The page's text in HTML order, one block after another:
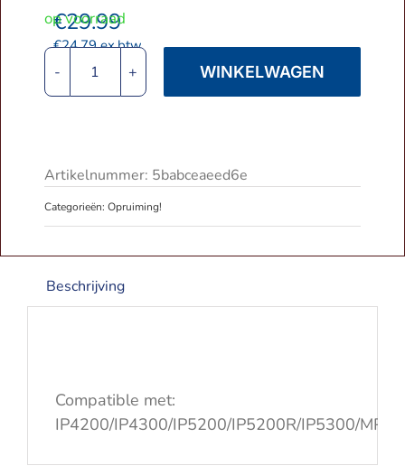
€29.99
€24.79ex.btw
op voorraad
Wecare
vervanging
Pixma
aantal
WINKELWAGEN
Artikelnummer: 5babceaeed6e
Categorieën: Opruiming!
Beschrijving
Compatible met:
IP4200/IP4300/IP5200/IP5200R/IP5300/